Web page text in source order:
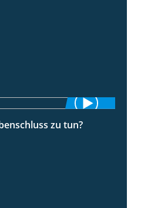
5:04
zu tun?